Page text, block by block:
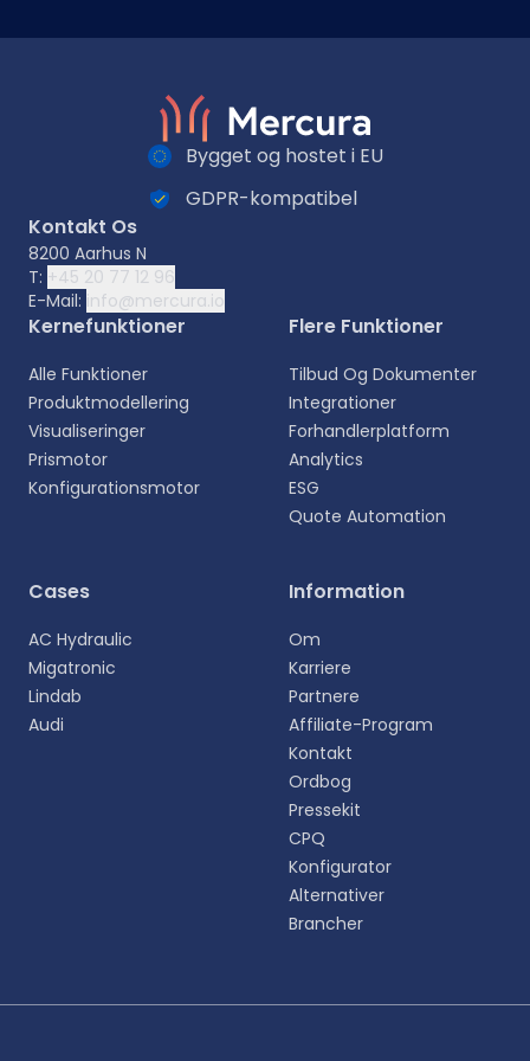
Vælg sprog
oplevelse.
Svenska
Bygget og hostet i EU
GDPR-kompatibel
Kontakt Os
8200 Aarhus N
T: +45 20 77 12 96
E-Mail: info@mercura.io
Kernefunktioner
Alle Funktioner
Produktmodellering
Visualiseringer
Prismotor
Konfigurationsmotor
Flere Funktioner
Tilbud Og Dokumenter
Integrationer
Forhandlerplatform
Analytics
ESG
Quote Automation
Cases
AC Hydraulic
Migatronic
Lindab
Audi
Information
Om
Karriere
Partnere
Affiliate-Program
Kontakt
Ordbog
Pressekit
CPQ
Konfigurator
Alternativer
Brancher